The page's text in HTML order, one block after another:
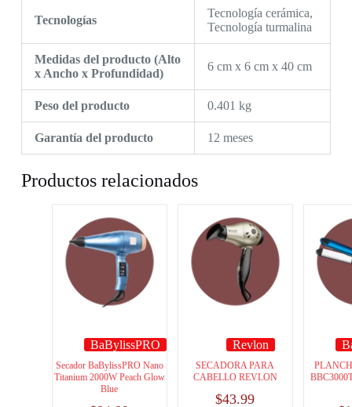
Tecnologías
Tecnología cerámica,
Tecnología turmalina
Medidas del producto (Alto
x Ancho x Profundidad)
6 cm x 6 cm x 40 cm
Peso del producto 0.401 kg
Garantía del producto 12 meses
Productos relacionados
BaBylissPRO
Secador BaBylissPRO Nano
Titanium 2000W Peach Glow
Blue
Revlon
SECADORA PARA
CABELLO REVLON
$43.99